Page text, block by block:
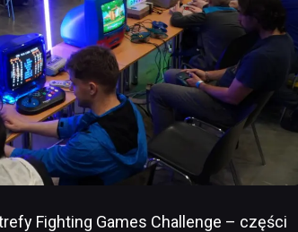
Fighting Games Challenge – części